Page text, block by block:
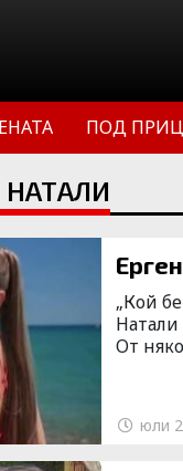
ПОД
НАТАЛИ
„Кой
От
юли